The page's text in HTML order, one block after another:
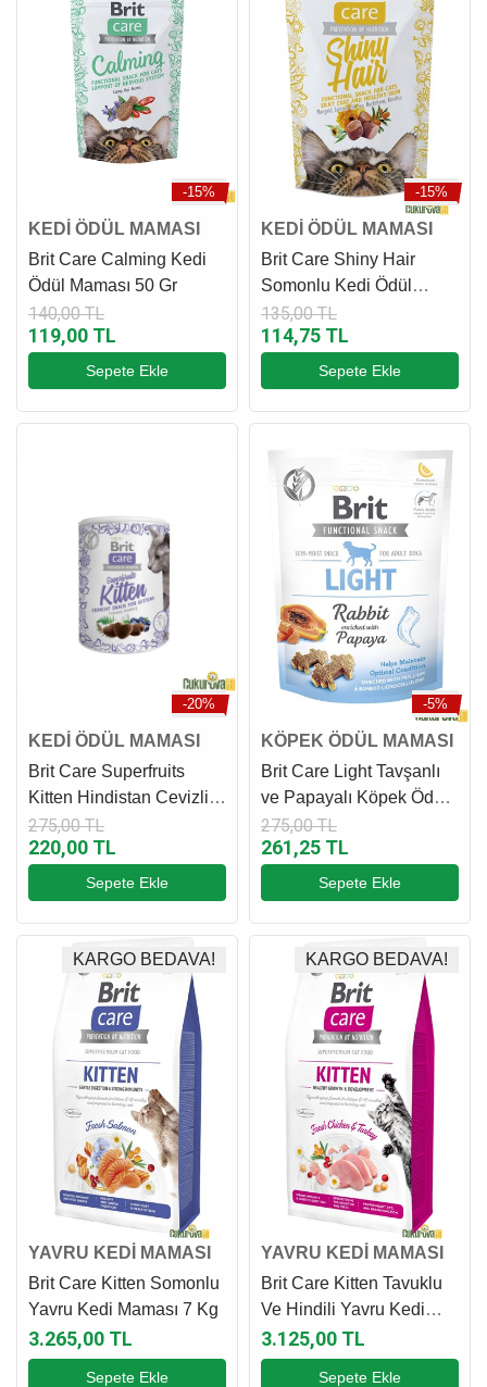
-15%
KEDİ ÖDÜL MAMASI
Brit Care Calming Kedi
Ödül Maması 50 Gr
140,00 TL
119,00 TL
Sepete Ekle
-15%
KEDİ ÖDÜL MAMASI
Brit Care Shiny Hair
Somonlu Kedi Ödül
Maması 50 Gr
135,00 TL
114,75 TL
Sepete Ekle
-20%
KEDİ ÖDÜL MAMASI
Brit Care Superfruits
Kitten Hindistan Cevizli
ve Yaban Mersinli Yavru
Kedi Ödül Maması 100
275,00 TL
220,00 TL
Sepete Ekle
-5%
KÖPEK ÖDÜL MAMASI
Brit Care Light Tavşanlı
ve Papayalı Köpek Ödül
Maması 150 Gr
275,00 TL
261,25 TL
Sepete Ekle
KARGO BEDAVA!
YAVRU KEDİ MAMASI
Brit Care Kitten Somonlu
Yavru Kedi Maması 7 Kg
3.265,00 TL
Sepete Ekle
KARGO BEDAVA!
YAVRU KEDİ MAMASI
Brit Care Kitten Tavuklu
Ve Hindili Yavru Kedi
Maması 7 Kg
3.125,00 TL
Sepete Ekle